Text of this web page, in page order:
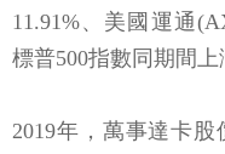
11.91%、美國運通
標普500指數同期間上
2019年，萬事達卡股